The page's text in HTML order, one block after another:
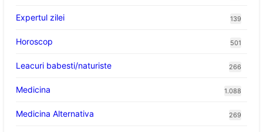
Expertul zilei 139
Horoscop 501
Leacuri babesti/naturiste 266
Medicina 1.088
Medicina Alternativa 269